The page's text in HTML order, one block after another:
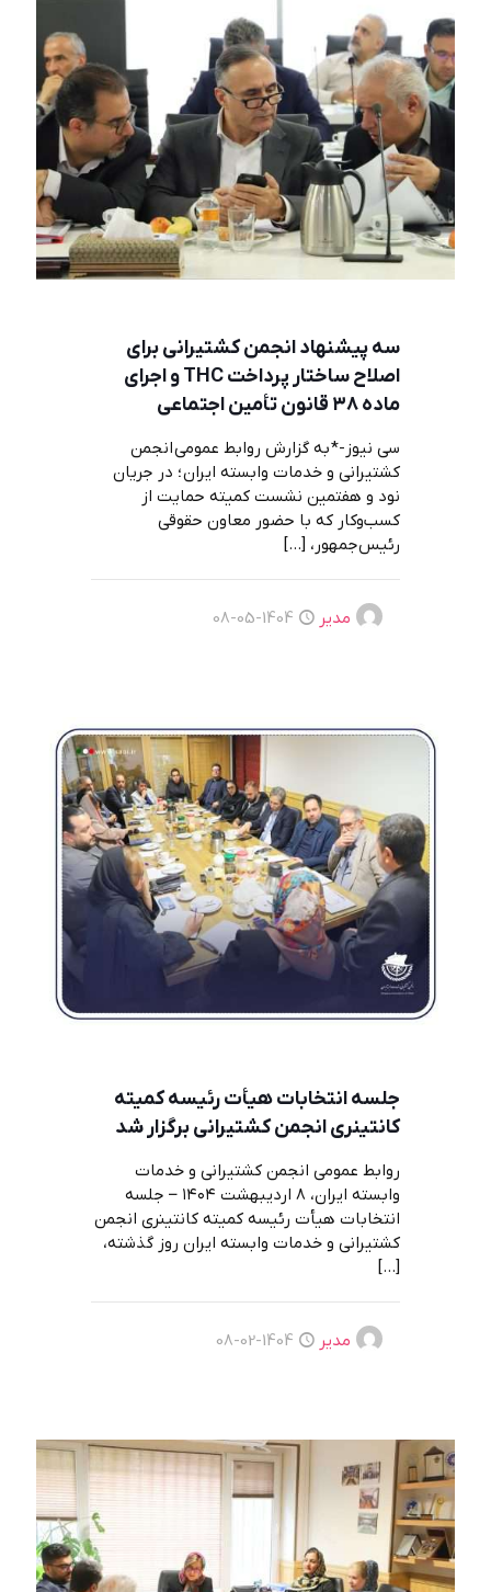
سه پیشنهاد انجمن کشتیرانی برای
اصلاح ساختار پرداخت THC و اجرای
ماده ۳۸ قانون تأمین اجتماعی
سی نیوز-* به گزارش روابط عمومی انجمن
کشتیرانی و خدمات وابسته ایران ؛ در جریان
نود و هفتمین نشست کمیته حمایت از
کسب‌وکار که با حضور معاون حقوقی
رئیس‌جمهور، […]
مدیر 1404-05-08
جلسه انتخابات هیأت رئیسه کمیته
کانتینری انجمن کشتیرانی برگزار شد
روابط عمومی انجمن کشتیرانی و خدمات
وابسته ایران، ۸ اردیبهشت ۱۴۰۴ – جلسه
انتخابات هیأت رئیسه کمیته کانتینری انجمن
کشتیرانی و خدمات وابسته ایران روز گذشته،
[…]
مدیر 1404-02-08